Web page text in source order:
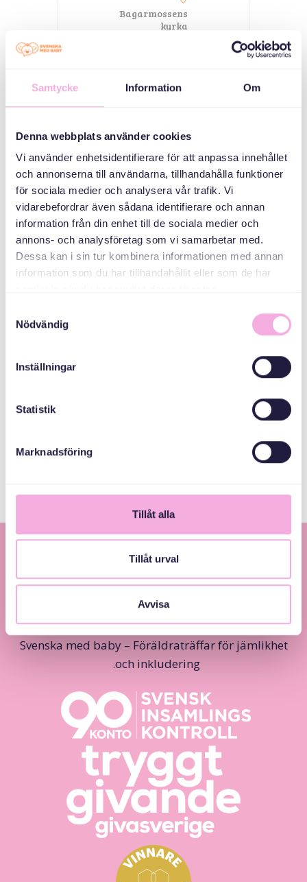
Samtycke Information Om
Denna webbplats använder cookies
Vi använder enhetsidentifierare för att anpassa innehållet
och annonserna till användarna, tillhandahålla funktioner
för sociala medier och analysera vår trafik. Vi
vidarebefordrar även sådana identifierare och annan
information från din enhet till de sociala medier och
annons- och analysföretag som vi samarbetar med.
Dessa kan i sin tur kombinera informationen med annan
information som du har tillhandahållit eller som de har
Nödvändig
Inställningar
Statistik
Marknadsföring
Tillåt alla
Tillåt urval
Avvisa
Bagarmossens
kyrka
جلسات والدین
سازمان دهنده
Svenska med baby – Föräldraträffar för jämlikhet
och inkludering.